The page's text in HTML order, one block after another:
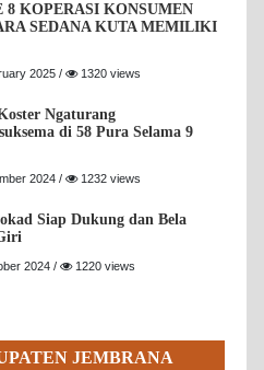
8 KOPERASI KONSUMEN
SEDANA KUTA MEMILIKI
2025 / 1320 views
Ngaturang
di 58 Pura Selama 9
2024 / 1232 views
Siap Dukung dan Bela
2024 / 1220 views
JEMBRANA